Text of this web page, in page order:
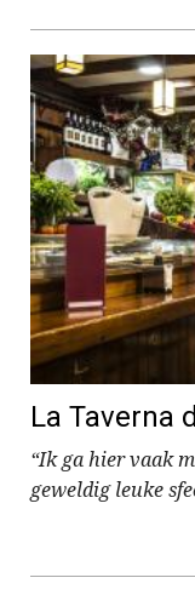
La Taverna
“Ik ga hier vaak
geweldig leuke